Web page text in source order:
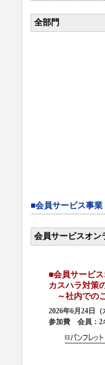
全部門
■会員サービス事業
会員サービスオン
■会員サービ
カスハラ対策
～社内での
2026年6月24
参加費 会員：2